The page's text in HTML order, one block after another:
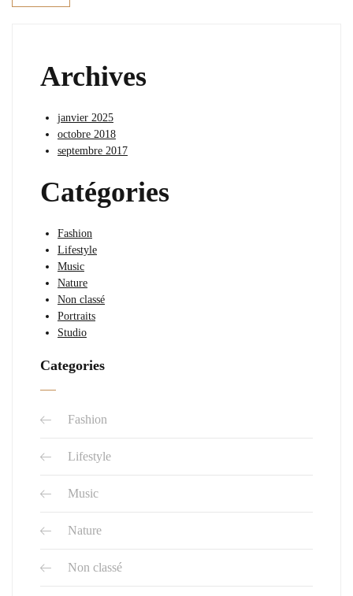
Archives
janvier 2025
octobre 2018
septembre 2017
Catégories
Fashion
Lifestyle
Music
Nature
Non classé
Portraits
Studio
Categories
Fashion
Lifestyle
Music
Nature
Non classé